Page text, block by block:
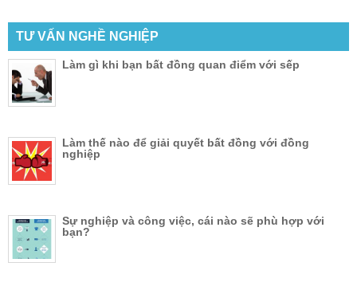
TƯ VẤN NGHỀ NGHIỆP
Làm gì khi bạn bất đồng quan điểm với sếp
Làm thế nào để giải quyết bất đồng với đồng
nghiệp
Sự nghiệp và công việc, cái nào sẽ phù hợp với
bạn?